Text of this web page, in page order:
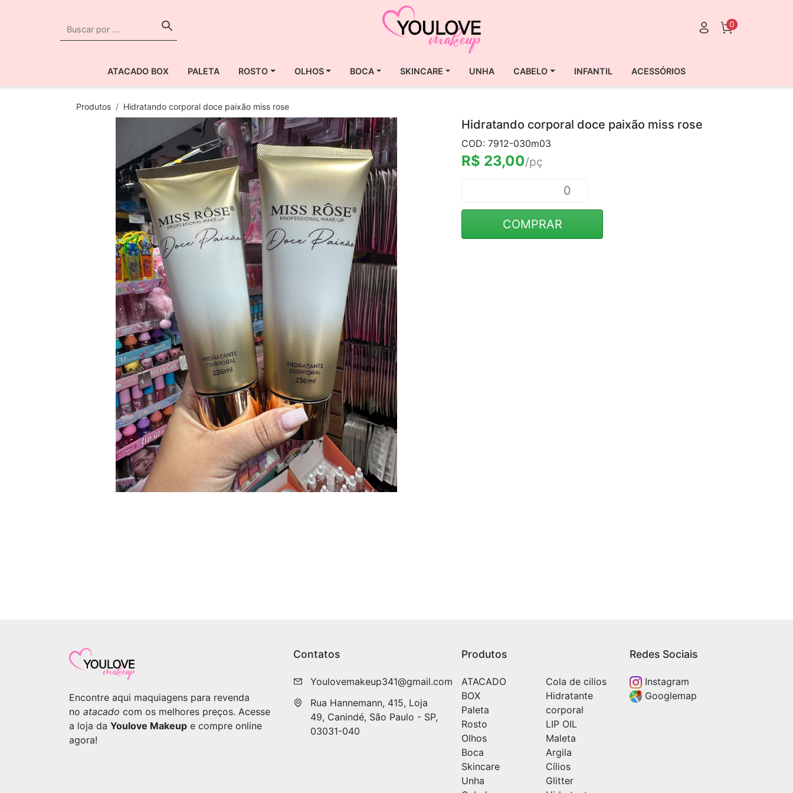
0
ATACADO BOX PALETA ROSTO OLHOS BOCA SKINCARE UNHA CABELO INFANTIL ACESSÓRIOS
Produtos Hidratando corporal doce paixão miss rose
Hidratando corporal doce paixão miss rose
COD: 7912-030m03
R$ 23,00/pç
COMPRAR
Encontre aqui maquiagens para revenda
no atacado com os melhores preços. Acesse
a loja da Youlove Makeup e compre online
agora!
Contatos
Youlovemakeup341@gmail.com
Rua Hannemann, 415, Loja
49, Canindé, São Paulo - SP,
03031-040
Produtos
ATACADO
BOX
Paleta
Rosto
Olhos
Boca
Skincare
Unha
Cola de cilios
Hidratante
corporal
LIP OIL
Maleta
Argila
Cílios
Glitter
Redes Sociais
Instagram
Googlemap